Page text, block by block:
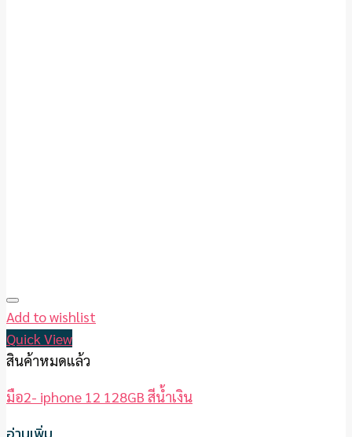
Add to wishlist
Quick View
สินค้าหมดแล้ว
มือ2- iphone 12 128GB สีน้ำเงิน